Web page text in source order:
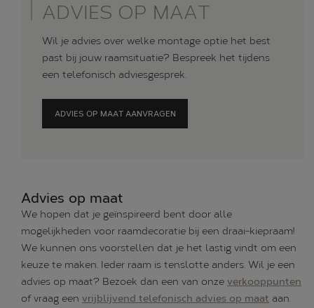
ADVIES OP MAAT
Wil je advies over welke montage optie het best
past bij jouw raamsituatie? Bespreek het tijdens
een telefonisch adviesgesprek.
ADVIES OP MAAT AANVRAGEN
Advies op maat
We hopen dat je geïnspireerd bent door alle
mogelijkheden voor raamdecoratie bij een draai-kiepraam!
We kunnen ons voorstellen dat je het lastig vindt om een
keuze te maken. Ieder raam is tenslotte anders. Wil je een
advies op maat? Bezoek dan een van onze verkooppunten
of vraag een vrijblijvend telefonisch advies op maat aan.